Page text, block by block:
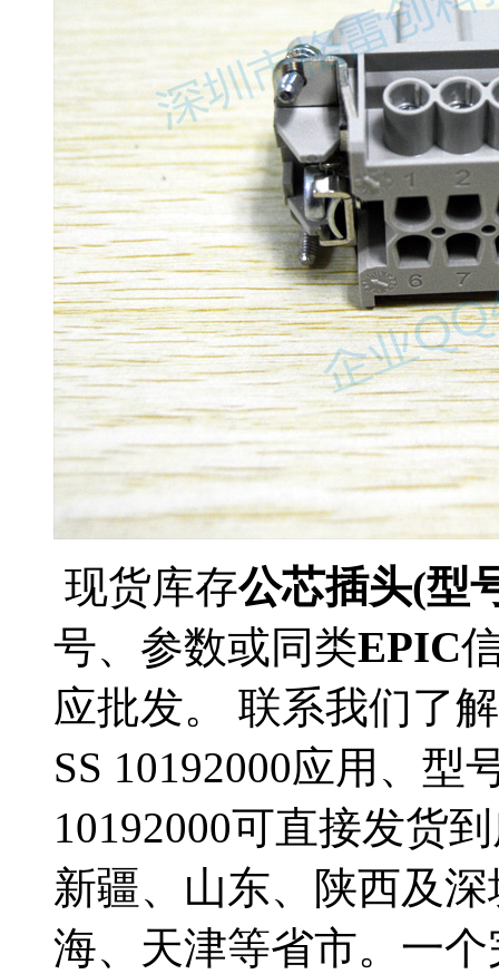
现货库存公芯插头(型
号、参数或同类EPIC
应批发。 联系我们了
SS 10192000应用、型
10192000可直接发货
新疆、山东、陕西及
海、天津等省市。一